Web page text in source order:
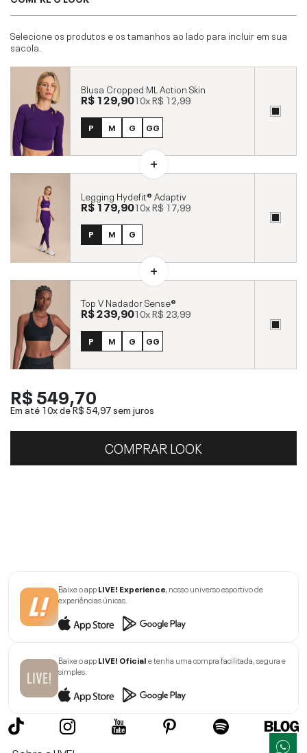
Selecione os produtos e os tamanhos ao lado para incluir em sua
sacola.
Blusa Cropped ML Action Skin
R$ 129,9010xR$ 12,99
P M G GG
Legging Hydefit® Adaptiv
R$ 179,9010xR$ 17,99
P M G
Top V Nadador Sense®
R$ 239,9010xR$ 23,99
P M G GG
R$ 549,70
Em até 10x deR$ 54,97sem juros
COMPRAR LOOK
Baixe o appLIVE! Experience, nosso universo esportivo de
experiências únicas.
Baixe o appLIVE! Oficiale tenha uma compra facilitada, segura e
simples.